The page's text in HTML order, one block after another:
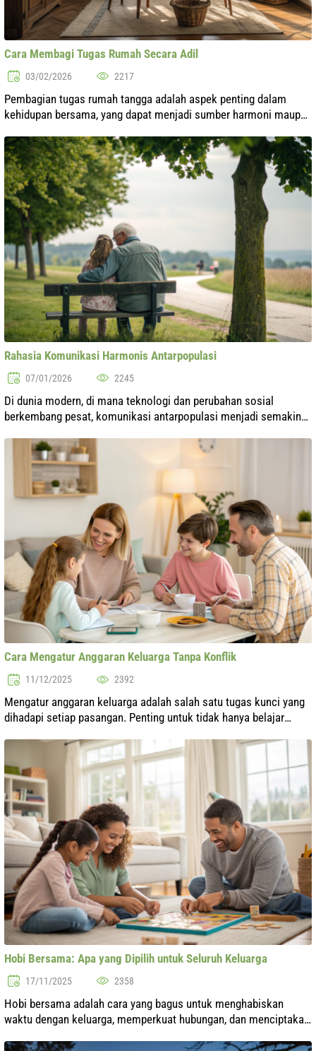
Cara Membagi Tugas Rumah Secara Adil
03/02/2026 2217
Pembagian tugas rumah tangga adalah aspek penting dalam
kehidupan bersama, yang dapat menjadi sumber harmoni maupun
memiliki tugas di luar rum...
Rahasia Komunikasi Harmonis Antarpopulasi
07/01/2026 2245
Di dunia modern, di mana teknologi dan perubahan sosial
berkembang pesat, komunikasi antarpopulasi menjadi semakin
konflik, dan hambatan yang me...
Cara Mengatur Anggaran Keluarga Tanpa Konflik
11/12/2025 2392
Mengatur anggaran keluarga adalah salah satu tugas kunci yang
dihadapi setiap pasangan. Penting untuk tidak hanya belajar
melakukannya tan...
Hobi Bersama: Apa yang Dipilih untuk Seluruh Keluarga
17/11/2025 2358
Hobi bersama adalah cara yang bagus untuk menghabiskan
waktu dengan keluarga, memperkuat hubungan, dan menciptakan